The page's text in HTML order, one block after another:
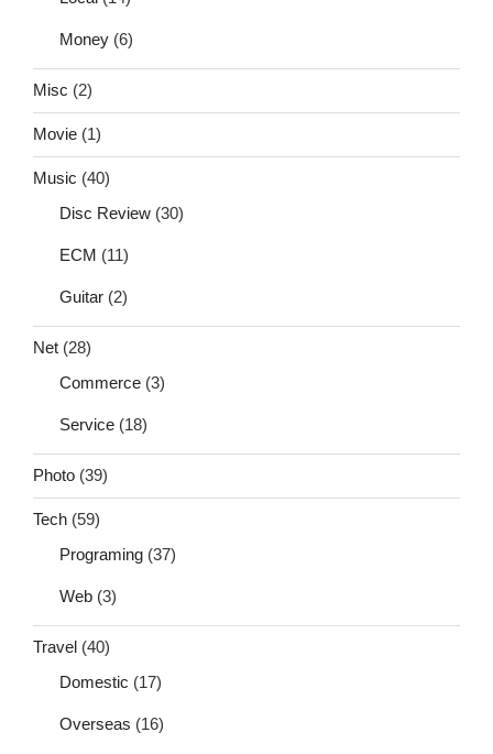
Money (6)
Misc (2)
Movie (1)
Music (40)
Disc Review (30)
ECM (11)
Guitar (2)
Net (28)
Commerce (3)
Service (18)
Photo (39)
Tech (59)
Programing (37)
Web (3)
Travel (40)
Domestic (17)
Overseas (16)